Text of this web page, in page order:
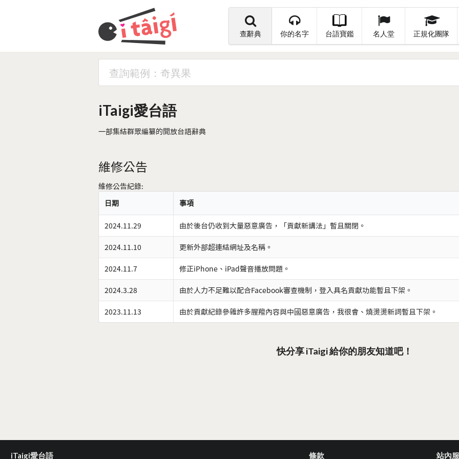
查辭典 你的名字 台語寶鑑 名人堂 正規化團隊
iTaigi愛台語
一部集結群眾編纂的開放台語辭典
維修公告
維修公告紀錄:
日期
事項
2024.11.29 由於後台仍收到大量惡意廣告，「貢獻新講法」暫且關閉。
2024.11.10 更新外部超連結網址及名稱。
2024.11.7 修正iPhone、iPad聲音播放問題。
2024.3.28 由於人力不足難以配合Facebook審查機制，登入具名貢獻功能暫且下架。
2023.11.13 由於貢獻紀錄參雜許多腥羶內容與中國惡意廣告，我很會、燒燙燙新詞暫且下架。
快分享 iTaigi 給你的朋友知道吧！
iTaigi愛台語 條款 站內